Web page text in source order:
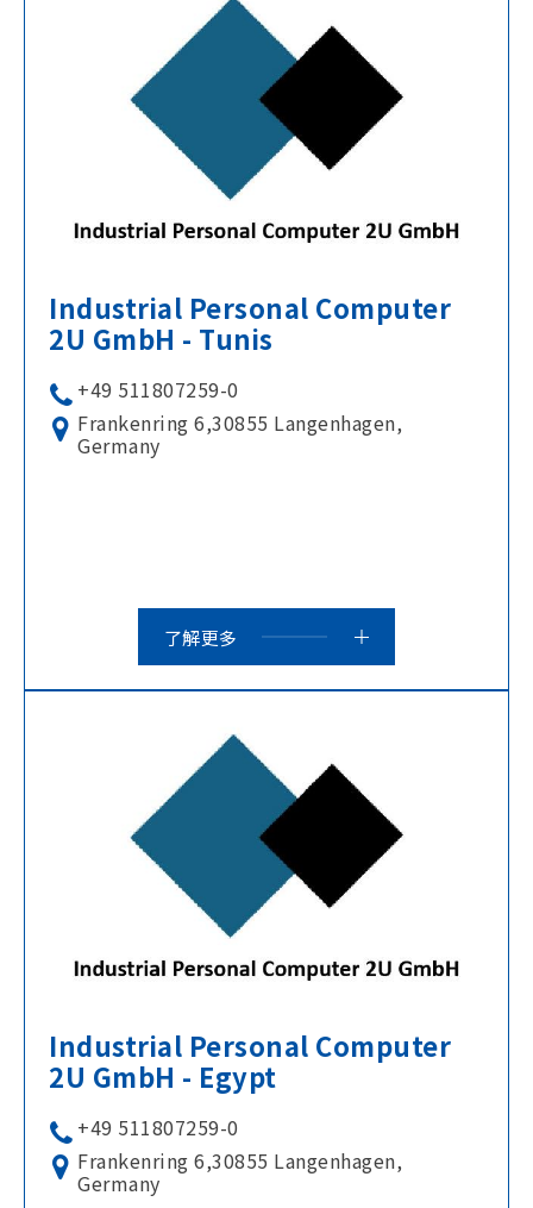
Industrial Personal Computer
2U GmbH - Tunis
+49 511807259-0
Frankenring 6,30855 Langenhagen,
Germany
了解更多
Industrial Personal Computer
2U GmbH - Egypt
+49 511807259-0
Frankenring 6,30855 Langenhagen,
Germany